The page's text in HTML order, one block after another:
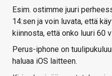
Esim. ostimme juuri
14:sen ja voin luvata, että
kiinnosta, että onko luuri 60
Perus-iphone on
haluaa iOS laitteen.